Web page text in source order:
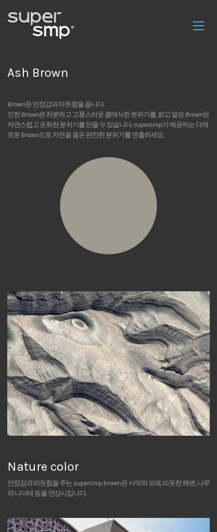
Ash Brown
Brown은 안정감과 따뜻함을 줍니다.
진한 Brown은 차분하고 고풍스러운 클래식한 분위기를, 밝고 옅은 Brown은
자연스럽고 온화한 분위기를 만들 수 있습니다. supersmp가 제공하는 다채
로운 Brown으로 자연을 품은 편안한 분위기를 연출하세요.
Nature color
안정감과 따듯함을 주는 supersmp brown은 사막의 모래, 따듯한 해변, 나무
의 나이테 등을 연상시킵니다.